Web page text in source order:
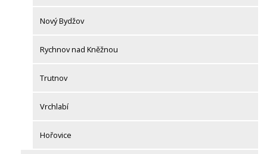
Nový Bydžov
Rychnov nad Kněžnou
Trutnov
Vrchlabí
Hořovice